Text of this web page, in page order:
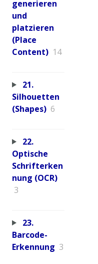
generieren
und
platzieren
(Place
Content) 14
21.
Silhouetten
(Shapes) 6
22.
Optische
Schrifterken
nung (OCR)
3
23.
Barcode-
Erkennung 3